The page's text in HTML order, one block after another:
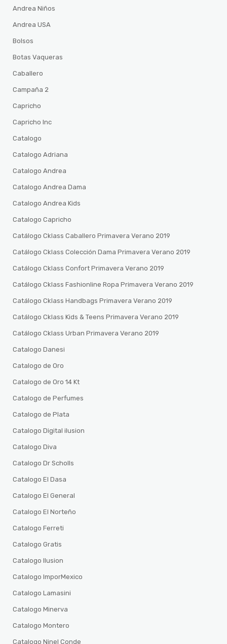
Andrea Niños
Andrea USA
Bolsos
Botas Vaqueras
Caballero
Campaña 2
Capricho
Capricho Inc
Catalogo
Catalogo Adriana
Catalogo Andrea
Catalogo Andrea Dama
Catalogo Andrea Kids
Catalogo Capricho
Catálogo Cklass Caballero Primavera Verano 2019
Catálogo Cklass Colección Dama Primavera Verano 2019
Catálogo Cklass Confort Primavera Verano 2019
Catálogo Cklass Fashionline Ropa Primavera Verano 2019
Catálogo Cklass Handbags Primavera Verano 2019
Catálogo Cklass Kids & Teens Primavera Verano 2019
Catálogo Cklass Urban Primavera Verano 2019
Catalogo Danesi
Catalogo de Oro
Catalogo de Oro 14 Kt
Catalogo de Perfumes
Catalogo de Plata
Catalogo Digital ilusion
Catalogo Diva
Catalogo Dr Scholls
Catalogo El Dasa
Catalogo El General
Catalogo El Norteño
Catalogo Ferreti
Catalogo Gratis
Catalogo Ilusion
Catalogo ImporMexico
Catalogo Lamasini
Catalogo Minerva
Catalogo Montero
Catalogo Ninel Conde